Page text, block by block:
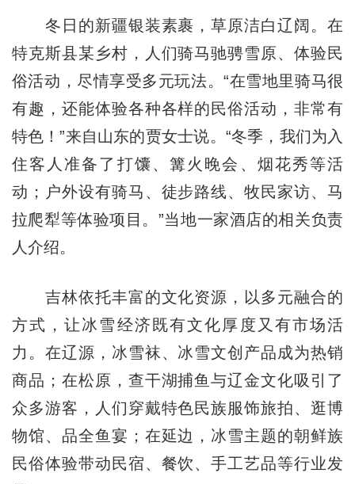
冬日的新疆银装素裹，草原洁白辽阔。在
特克斯县某乡村，人们骑马驰骋雪原、体验民
俗活动，尽情享受多元玩法。“在雪地里骑马很
有趣，还能体验各种各样的民俗活动，非常有
特色！”来自山东的贾女士说。“冬季，我们为入
住客人准备了打馕、篝火晚会、烟花秀等活
动；户外设有骑马、徒步路线、牧民家访、马
拉爬犁等体验项目。”当地一家酒店的相关负责
人介绍。
吉林依托丰富的文化资源，以多元融合的
方式，让冰雪经济既有文化厚度又有市场活
力。在辽源，冰雪袜、冰雪文创产品成为热销
商品；在松原，查干湖捕鱼与辽金文化吸引了
众多游客，人们穿戴特色民族服饰旅拍、逛博
物馆、品全鱼宴；在延边，冰雪主题的朝鲜族
民俗体验带动民宿、餐饮、手工艺品等行业发